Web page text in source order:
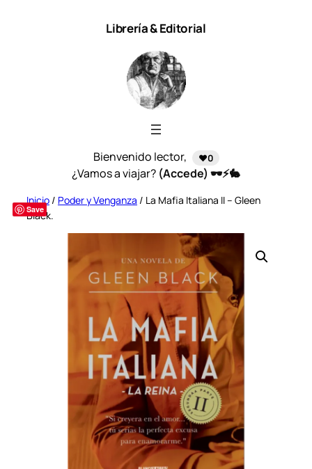
Librería & Editorial
Bienvenido lector, ❤️0
¿Vamos a viajar? (Accede) 🕶️⚡🐇
Save
Inicio / Poder y Venganza / La Mafia Italiana II – Gleen
Black.